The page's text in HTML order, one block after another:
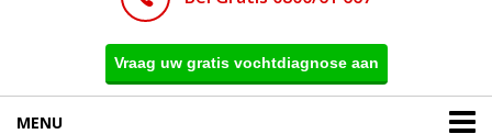
Vraag uw gratis vochtdiagnose aan
MENU